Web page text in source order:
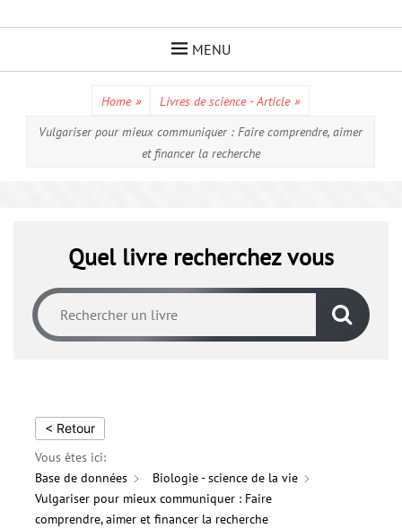
MENU
Home » Livres de science - Article »
Vulgariser pour mieux communiquer : Faire comprendre, aimer
et financer la recherche
Quel livre recherchez vous
< Retour
Vous êtes ici:
Base de données
Biologie - science de la vie
Vulgariser pour mieux communiquer : Faire
comprendre, aimer et financer la recherche